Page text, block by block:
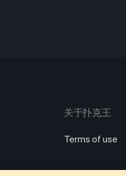
关于扑克王
Terms of use